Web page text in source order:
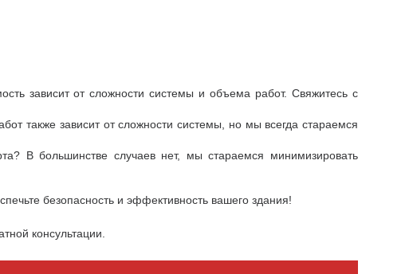
зависит от сложности системы и объема работ. Свяжитесь с
также зависит от сложности системы, но мы всегда стараемся
В большинстве случаев нет, мы стараемся минимизировать
безопасность и эффективность вашего здания!
консультации.